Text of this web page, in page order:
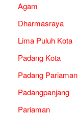
Agam
Dharmasraya
Lima Puluh Kota
Padang Kota
Padang Pariaman
Padangpanjang
Pariaman